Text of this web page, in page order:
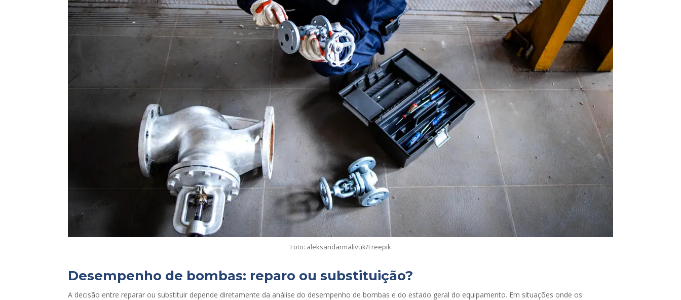
Foto: aleksandarmalivuk/Freepik
Desempenho de bombas: reparo ou substituição?
A decisão entre reparar ou substituir depende diretamente da análise do desempenho de bombas e do estado geral do equipamento. Em situações onde os